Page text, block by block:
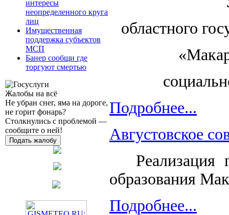
интересы
неопределенного круга
лиц
Имущественная
поддержка субъектов
МСП
Банер сообщи где
торгуют смертью
Жалобы на всё
Не убран снег, яма на дороге,
не горит фонарь?
Столкнулись с проблемой —
сообщите о ней!
Подать жалобу
областного
Подробнее...
Августовское
Реализация
образования
Подробнее...